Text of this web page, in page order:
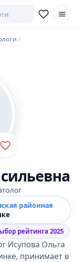
районная
рейтинга 2025
Исупова Ольга
принимает в